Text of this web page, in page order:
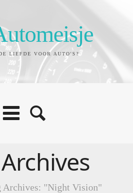
LIEFDE VOOR AUTO'S?
Archives: "Night Vision"